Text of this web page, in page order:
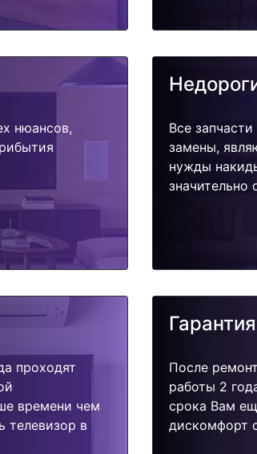
нюансов,
Все
замены,
нужды
значительно
проходят
времени чем
телевизор в
После
работы 2
срока Вам
дискомфорт